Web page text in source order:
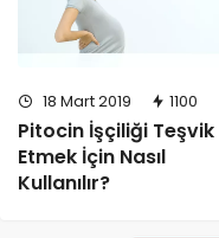
18 Mart 2019 1100
Pitocin İşçiliği Teşvik
Etmek İçin Nasıl
Kullanılır?